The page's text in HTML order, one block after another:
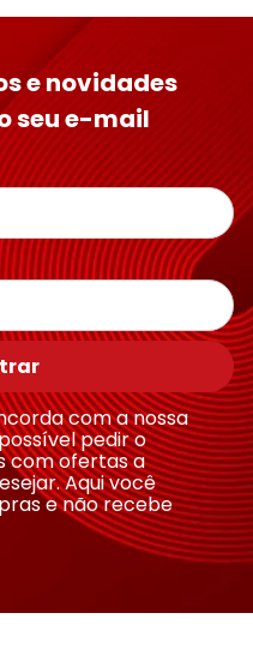
e novidades
seu e-mail
com a nossa
pedir o
com ofertas a
Aqui você
e não recebe